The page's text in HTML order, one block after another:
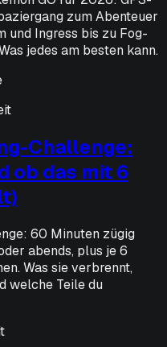
zum Abenteuer
und Ingress bis zu Fog-
jedes am besten kann.
Challenge:
ob das mit 6
60 Minuten zügig
abends, plus je 6
Was sie verbrennt,
welche Teile du